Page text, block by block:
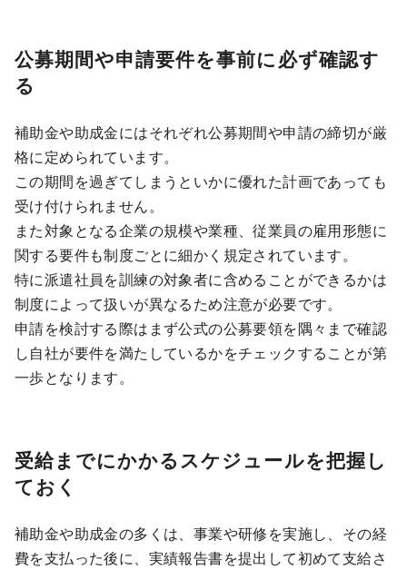
公募期間や申請要件を事前に必ず確認す
る
補助金や助成金にはそれぞれ公募期間や申請の締切が厳
格に定められています。
この期間を過ぎてしまうといかに優れた計画であっても
受け付けられません。
また対象となる企業の規模や業種、従業員の雇用形態に
関する要件も制度ごとに細かく規定されています。
特に派遣社員を訓練の対象者に含めることができるかは
制度によって扱いが異なるため注意が必要です。
申請を検討する際はまず公式の公募要領を隅々まで確認
し自社が要件を満たしているかをチェックすることが第
一歩となります。
受給までにかかるスケジュールを把握し
ておく
補助金や助成金の多くは、事業や研修を実施し、その経
費を支払った後に、実績報告書を提出して初めて支給さ